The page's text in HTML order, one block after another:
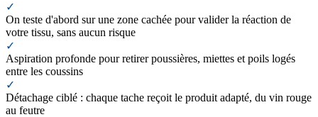
✓
On teste d'abord sur une zone cachée pour valider la réaction de
votre tissu, sans aucun risque
✓
Aspiration profonde pour retirer poussières, miettes et poils logés
entre les coussins
✓
Détachage ciblé : chaque tache reçoit le produit adapté, du vin rouge
au feutre